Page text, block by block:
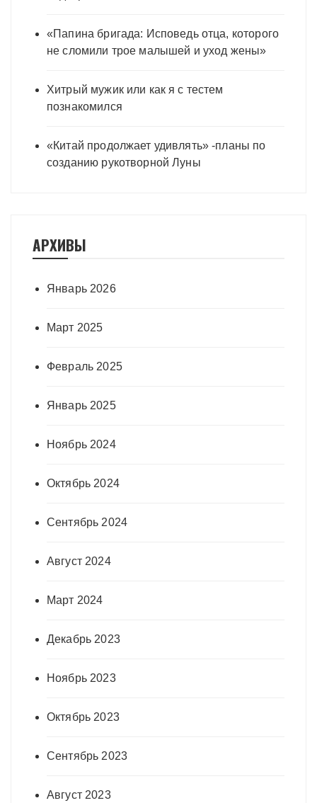
«Папина бригада: Исповедь отца, которого
не сломили трое малышей и уход жены»
Хитрый мужик или как я с тестем
познакомился
«Китай продолжает удивлять» -планы по
созданию рукотворной Луны
АРХИВЫ
Январь 2026
Март 2025
Февраль 2025
Январь 2025
Ноябрь 2024
Октябрь 2024
Сентябрь 2024
Август 2024
Март 2024
Декабрь 2023
Ноябрь 2023
Октябрь 2023
Сентябрь 2023
Август 2023